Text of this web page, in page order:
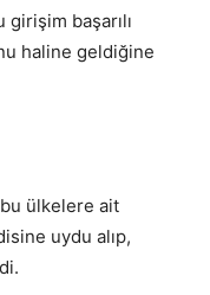
girişim başarılı
haline geldiğine
ülkelere ait
uydu alıp,